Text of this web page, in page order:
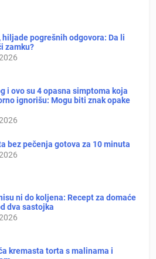
hiljade pogrešnih odgovora: Da li
zamku?
i ovo su 4 opasna simptoma koja
ignorišu: Mogu biti znak opake
bez pečenja gotova za 10 minuta
ni do koljena: Recept za domaće
dva sastojka
kremasta torta s malinama i